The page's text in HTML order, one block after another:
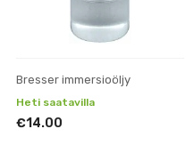
Bresser immersioöljy
Heti saatavilla
€14.00